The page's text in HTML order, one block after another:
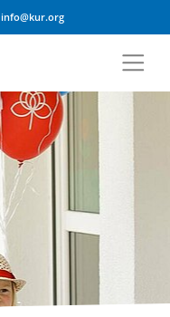
info@kur.org